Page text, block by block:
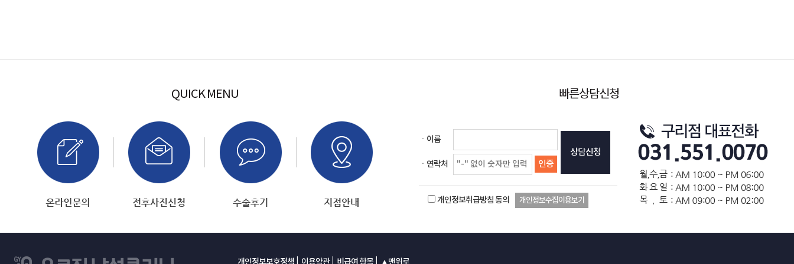
QUICK MENU 빠른상담신청
ㆍ이름
상담신청
ㆍ연락처
인증
개인정보취급방침 동의 개인정보수집이용보기
개인정보보호정책 이용약관| 비급여 항목| ▲맨위로